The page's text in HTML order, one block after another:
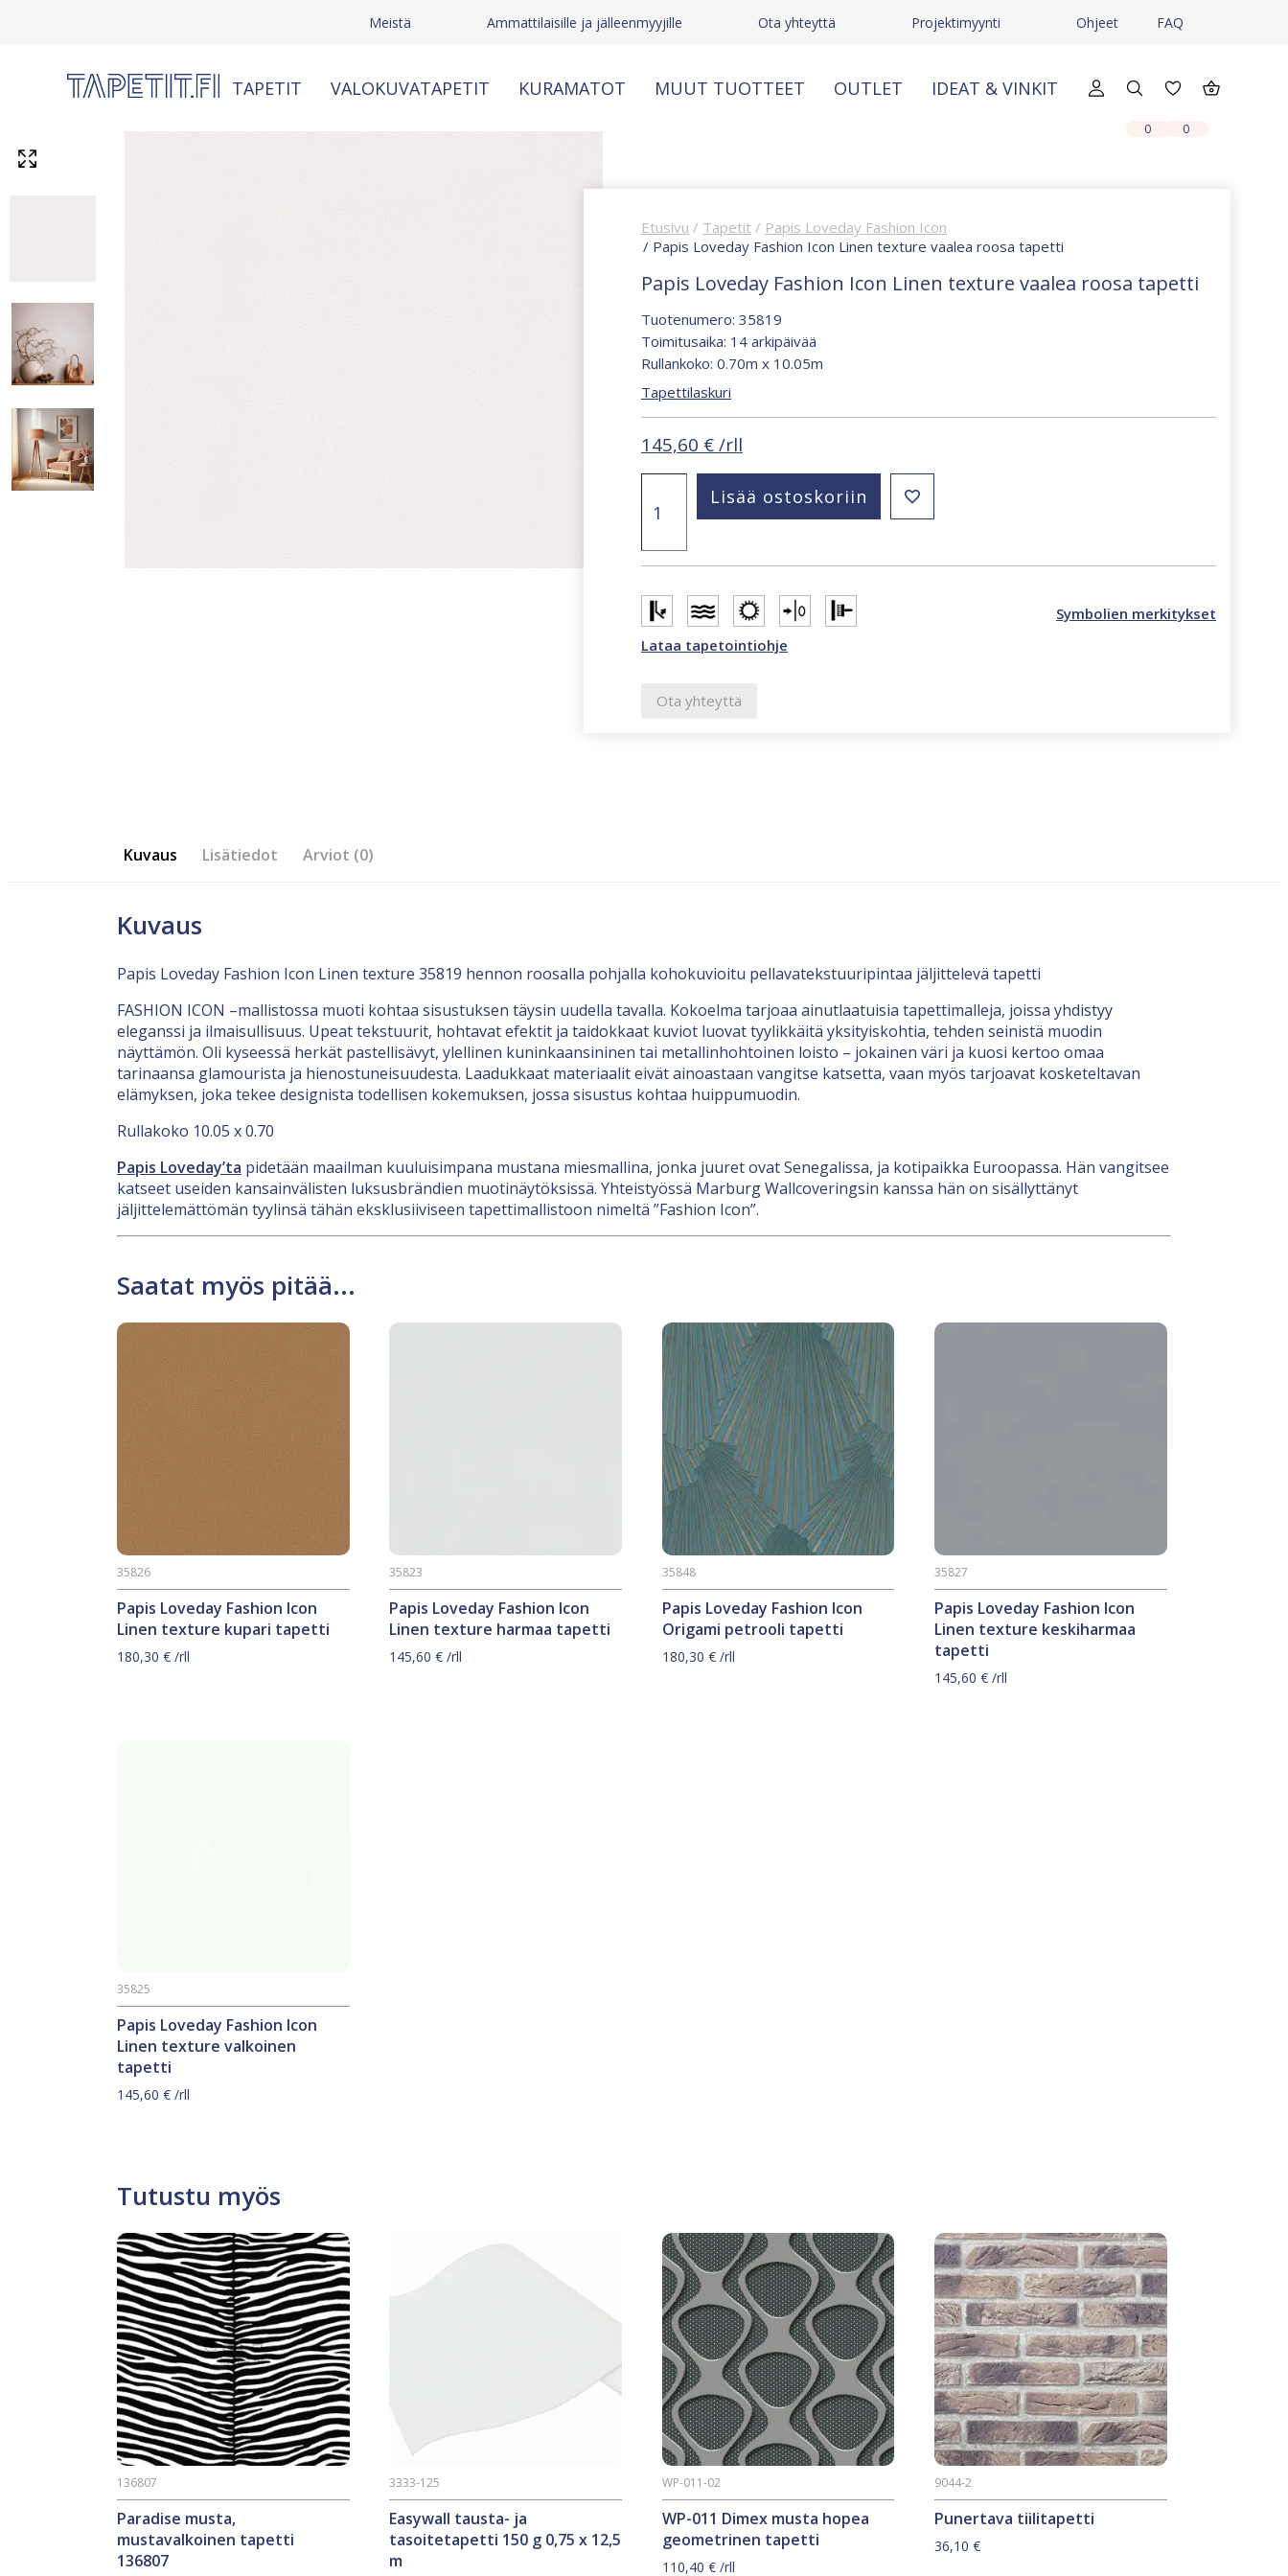
Meistä Ammattilaisille ja jälleenmyyjille Ota yhteyttä Projektimyynti Ohjeet FAQ
TAPETIT VALOKUVATAPETIT KURAMATOT MUUT TUOTTEET OUTLET IDEAT & VINKIT
0 0
Etusivu / Tapetit / Papis Loveday Fashion Icon
/ Papis Loveday Fashion Icon Linen texture vaalea roosa tapetti
Papis Loveday Fashion Icon Linen texture vaalea roosa tapetti
Tuotenumero: 35819
Toimitusaika: 14 arkipäivää
Rullankoko: 0.70m x 10.05m
Tapettilaskuri
145,60 € /rll
Fashion
vaalea
roosa
määrä
Lisää ostoskoriin
Symbolien merkitykset
Lataa tapetointiohje
Ota yhteyttä
Kuvaus Lisätiedot Arviot (0)
Kuvaus
Papis Loveday Fashion Icon Linen texture 35819 hennon roosalla pohjalla kohokuvioitu pellavatekstuuripintaa jäljittelevä tapetti
FASHION ICON –mallistossa muoti kohtaa sisustuksen täysin uudella tavalla. Kokoelma tarjoaa ainutlaatuisia tapettimalleja, joissa yhdistyy
eleganssi ja ilmaisullisuus. Upeat tekstuurit, hohtavat efektit ja taidokkaat kuviot luovat tyylikkäitä yksityiskohtia, tehden seinistä muodin
näyttämön. Oli kyseessä herkät pastellisävyt, ylellinen kuninkaansininen tai metallinhohtoinen loisto – jokainen väri ja kuosi kertoo omaa
tarinaansa glamourista ja hienostuneisuudesta. Laadukkaat materiaalit eivät ainoastaan vangitse katsetta, vaan myös tarjoavat kosketeltavan
elämyksen, joka tekee designista todellisen kokemuksen, jossa sisustus kohtaa huippumuodin.
Rullakoko 10.05 x 0.70
Papis Loveday’ta pidetään maailman kuuluisimpana mustana miesmallina, jonka juuret ovat Senegalissa, ja kotipaikka Euroopassa. Hän vangitsee
katseet useiden kansainvälisten luksusbrändien muotinäytöksissä. Yhteistyössä Marburg Wallcoveringsin kanssa hän on sisällyttänyt
jäljittelemättömän tyylinsä tähän eksklusiiviseen tapettimallistoon nimeltä ”Fashion Icon”.
Saatat myös pitää...
Papis Loveday Fashion Icon
Linen texture kupari tapetti
35826
180,30 € /rll
Papis Loveday Fashion Icon
Linen texture harmaa tapetti
35823
145,60€ /rll
Papis Loveday Fashion Icon
Origami petrooli tapetti
35848
180,30 €/rll
Papis Loveday Fashion Icon
Linen texture keskiharmaa
tapetti
35827
145,60€ /rll
Papis Loveday Fashion Icon
Linen texture valkoinen
tapetti
35825
145,60 € /rll
Tutustu myös
Paradise musta,
mustavalkoinen tapetti
136807
136807
Easywall tausta- ja
tasoitetapetti 150 g 0,75 x 12,5
m
3333-125
WP-011 Dimex musta hopea
geometrinen tapetti
WP-011-02
110,40 €/rll
Punertava tiilitapetti
9044-2
36,10€